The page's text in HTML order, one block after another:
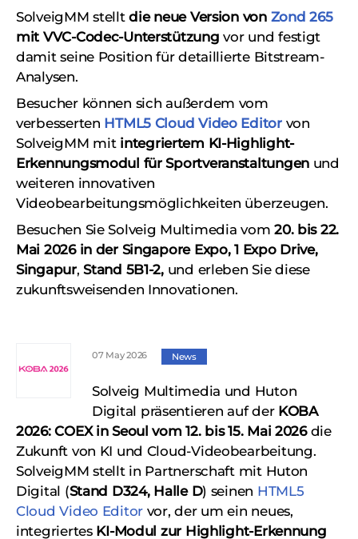
SolveigMM stelltdie neue Version von Zond 265
mit VVC-Codec-Unterstützung vor und festigt
damit seine Position für detaillierte Bitstream-
Analysen.
Besucher können sich außerdem vom
verbesserten HTML5 Cloud Video Editorvon
SolveigMM mit integriertem KI-Highlight-
Erkennungsmodul für Sportveranstaltungenund
weiteren innovativen
Videobearbeitungsmöglichkeiten überzeugen.
Besuchen Sie Solveig Multimedia vom20. bis 22.
Mai 2026 in der Singapore Expo, 1 Expo Drive,
Singapur,Stand 5B1-2,und erleben Sie diese
zukunftsweisenden Innovationen.
07 May 2026 News
Solveig Multimedia und Huton
Digital präsentieren auf der KOBA
2026: COEX in Seoul vom 12. bis 15. Mai 2026die
Zukunft von KI und Cloud-Videobearbeitung.
SolveigMM stellt in Partnerschaft mit Huton
Digital (Stand D324, Halle D) seinen HTML5
Cloud Video Editor vor, der um ein neues,
integriertes KI-Modul zur Highlight-Erkennung